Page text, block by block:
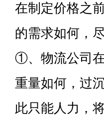
在制定价格之
的需求如何，
①、物流公司
重量如何，过
此只能人力，